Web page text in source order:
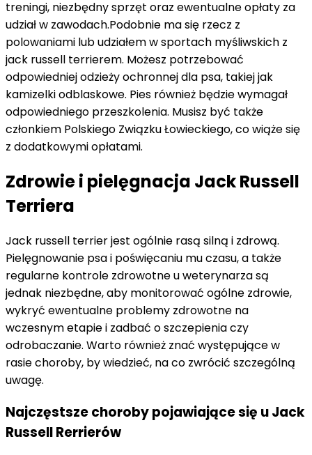
treningi, niezbędny sprzęt oraz ewentualne opłaty za
udział w zawodach.Podobnie ma się rzecz z
polowaniami lub udziałem w sportach myśliwskich z
jack russell terrierem. Możesz potrzebować
odpowiedniej odzieży ochronnej dla psa, takiej jak
kamizelki odblaskowe. Pies również będzie wymagał
odpowiedniego przeszkolenia. Musisz być także
członkiem Polskiego Związku Łowieckiego, co wiąże się
z dodatkowymi opłatami.
Zdrowie i pielęgnacja Jack Russell
Terriera
Jack russell terrier jest ogólnie rasą silną i zdrową.
Pielęgnowanie psa i poświęcaniu mu czasu, a także
regularne kontrole zdrowotne u weterynarza są
jednak niezbędne, aby monitorować ogólne zdrowie,
wykryć ewentualne problemy zdrowotne na
wczesnym etapie i zadbać o szczepienia czy
odrobaczanie. Warto również znać występujące w
rasie choroby, by wiedzieć, na co zwrócić szczególną
uwagę.
Najczęstsze choroby pojawiające się u Jack
Russell Rerrierów